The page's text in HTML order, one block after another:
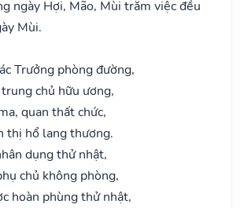
ngày Hợi, Mão, Mùi trăm việc đều
Mùi.
Trưởng phòng đường,
chủ hữu ương,
quan thất chức,
thị hổ lang thương.
dụng thử nhật,
chủ không phòng,
hoàn phùng thử nhật,